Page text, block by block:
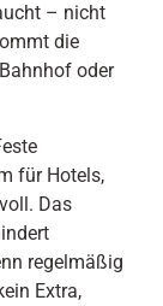
– nicht
die
oder
für Hotels,
Das
regelmäßig
Extra,